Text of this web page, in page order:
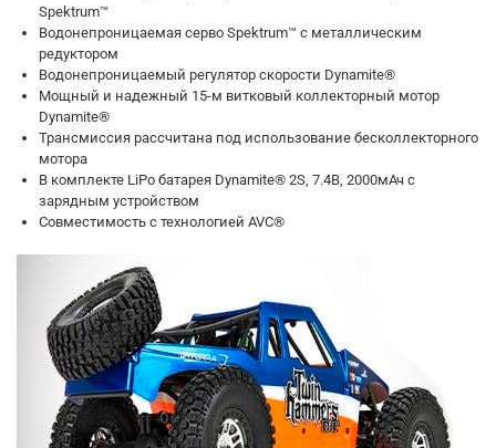
Spektrum™
Водонепроницаемая серво Spektrum™ с металлическим
редуктором
Водонепроницаемый регулятор скорости Dynamite®
Мощный и надежный 15-м витковый коллекторный мотор
Dynamite®
Трансмиссия рассчитана под использование бесколлекторного
мотора
В комплекте LiPo батарея Dynamite® 2S, 7.4В, 2000мАч с
зарядным устройством
Совместимость с технологией AVC®